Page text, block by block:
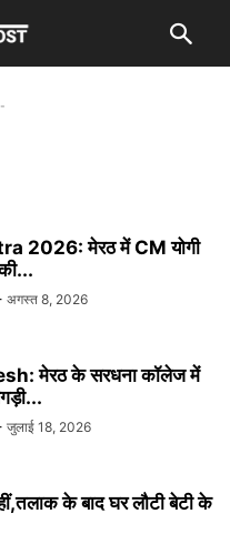
2026: मेरठ में CM योगी
अगस्त 8, 2026
मेरठ के सरधना कॉलेज में
जुलाई 18, 2026
के बाद घर लौटी बेटी के